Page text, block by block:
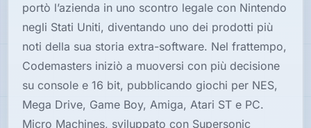
portò l’azienda in uno scontro legale con Nintendo
negli Stati Uniti, diventando uno dei prodotti più
noti della sua storia extra-software. Nel frattempo,
Codemasters iniziò a muoversi con più decisione
su console e 16 bit, pubblicando giochi per NES,
Mega Drive, Game Boy, Amiga, Atari ST e PC.
Micro Machines, sviluppato con Supersonic